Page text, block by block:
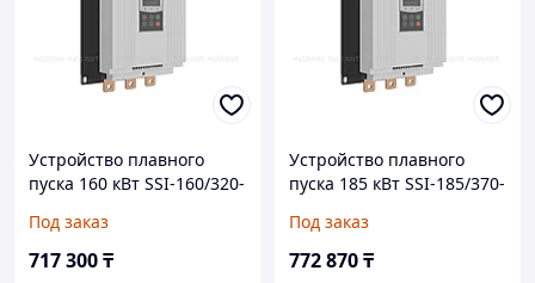
Устройство плавного
пуска 160 кВт SSI-160/320-
Под заказ
717 300₸
Устройство плавного
пуска 185 кВт SSI-185/370-
Под заказ
772 870₸